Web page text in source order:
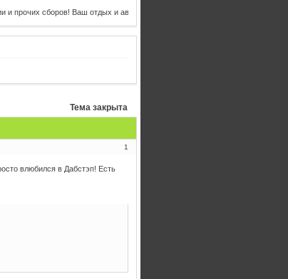
прочих сборов! Ваш отдых и авиабилеты в одном клике от Вас!
Тема закрыта
1
влюбился в Дабстэп! Есть